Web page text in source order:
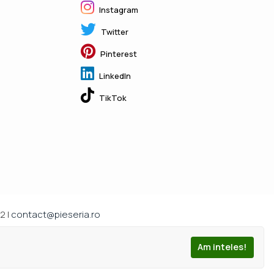
Am inteles!
Instagram
Twitter
Pinterest
LinkedIn
TikTok
| contact@pieseria.ro